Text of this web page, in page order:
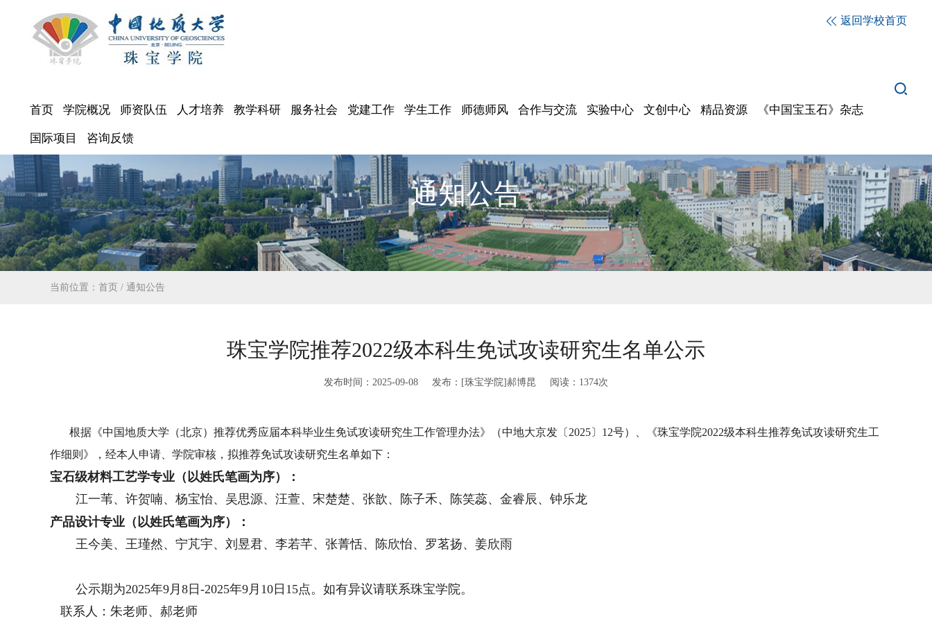
返回学校首页
首页 学院概况 师资队伍 人才培养 教学科研 服务社会 党建工作 学生工作 师德师风 合作与交流 实验中心 文创中心 精品资源 《中国宝玉石》杂志
国际项目 咨询反馈
通知公告
当前位置： 首页 / 通知公告
珠宝学院推荐2022级本科生免试攻读研究生名单公示
发布时间：2025-09-08 发布：[珠宝学院]郝博昆 阅读： 1374次
根据《中国地质大学（北京）推荐优秀应届本科毕业生免试攻读研究生工作管理办法》（中地大京发〔 2025〕12号）、《珠宝学院2022级本科生推荐免试攻读研究生工
作细则》，经本人申请、学院审核，拟推荐免试攻读研究生名单如下：
宝石级材料工艺学专业（以姓氏笔画为序）：
江一苇、许贺喃、杨宝怡、吴思源、汪萱、宋楚楚、张歆、陈子禾、陈笑蕊、金睿辰、钟乐龙
产品设计专业（以姓氏笔画为序）：
王今美、王瑾然、宁芃宇、刘昱君、李若芊、张菁恬、陈欣怡、罗茗扬、姜欣雨
公示期为2025年9月8 日-2025年9月 10 日 15点。如有异议请联系珠宝学院。
联系人： 朱老师、郝老师